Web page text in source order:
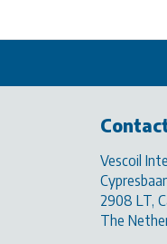
Vescoil
2908 LT,
The